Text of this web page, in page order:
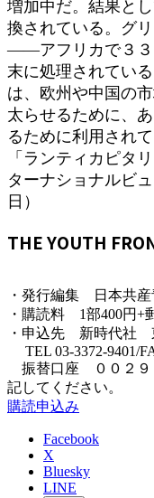
増加中だ。結果と
換されている。グ
――アフリカで３
末に処理されてい
は、欧州や中国の
太らせるために、
るために利用され
「ランティカピタ
ターナショナルビ
日）
THE YOUTH
・発行編集 日本共産
・購読料 1部400円+
・申込先 新時代社
TEL 03-3372-9401/
振替口座 ００２９
記してください。
購読申込み
Facebook
X
Bluesky
LINE